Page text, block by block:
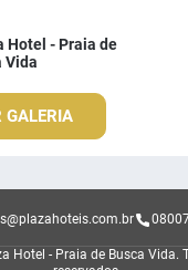
Hotel - Praia de
Vida
GALERIA
Hotel - Praia de Busca Vida.